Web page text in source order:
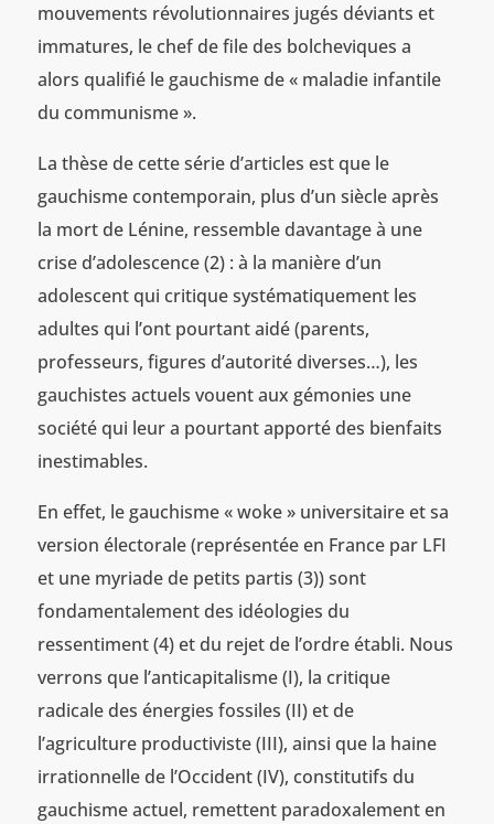
mouvements révolutionnaires jugés déviants et
immatures, le chef de file des bolcheviques a
alors qualifié le gauchisme de « maladie infantile
du communisme ».
La thèse de cette série d’articles est que le
gauchisme contemporain, plus d’un siècle après
la mort de Lénine, ressemble davantage à une
crise d’adolescence (2) : à la manière d’un
adolescent qui critique systématiquement les
adultes qui l’ont pourtant aidé (parents,
professeurs, figures d’autorité diverses…), les
gauchistes actuels vouent aux gémonies une
société qui leur a pourtant apporté des bienfaits
inestimables.
En effet, le gauchisme « woke » universitaire et sa
version électorale (représentée en France par LFI
et une myriade de petits partis (3)) sont
fondamentalement des idéologies du
ressentiment (4) et du rejet de l’ordre établi. Nous
verrons que l’anticapitalisme (I), la critique
radicale des énergies fossiles (II) et de
l’agriculture productiviste (III), ainsi que la haine
irrationnelle de l’Occident (IV), constitutifs du
gauchisme actuel, remettent paradoxalement en